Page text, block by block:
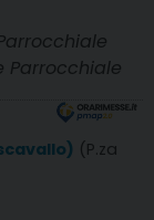
Parrocchiale
(P.za